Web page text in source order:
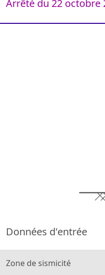
Arrêté du 22 octobre
Données d'entrée
Zone de sismicité